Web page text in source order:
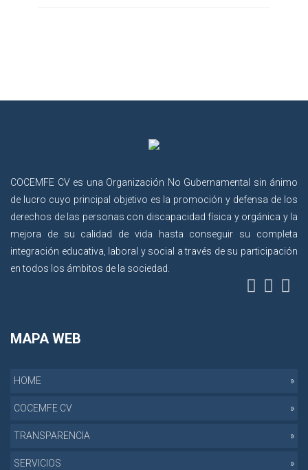
COCEMFE CV es una Organización No Gubernamental sin ánimo
de lucro cuyo principal objetivo es la promoción y defensa de los
derechos de las personas con discapacidad física y orgánica y la
mejora de su calidad de vida hasta conseguir su completa
integración educativa, laboral y social a través de su participación
en todos los ámbitos de la sociedad.
MAPA WEB
HOME
COCEMFE CV
TRANSPARENCIA
SERVICIOS